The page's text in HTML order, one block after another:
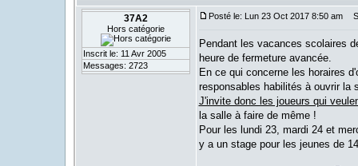
37A2
Hors catégorie
Inscrit le: 11 Avr 2005
Messages: 2723
Posté le: Lun 23 Oct 2017 8:50 am
Pendant les vacances scolaires
heure de fermeture avancée.
En ce qui concerne les horaires
responsables habilités à ouvrir la
J'invite donc les joueurs qui
la salle à faire de même !
Pour les lundi 23, mardi 24 et
y a un stage pour les jeunes de